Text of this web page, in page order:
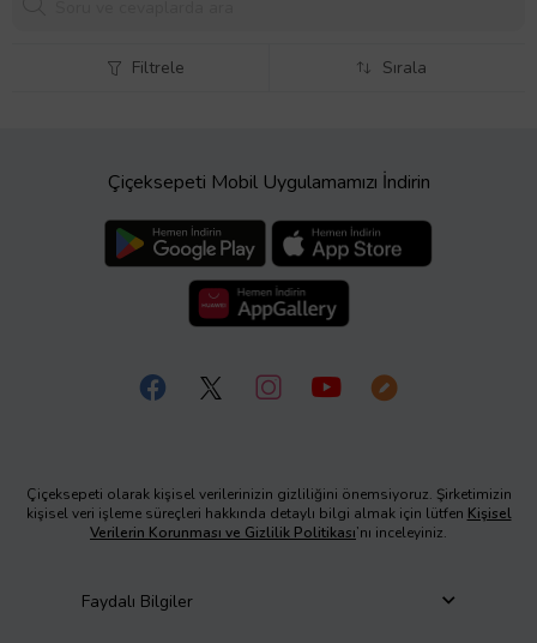
Filtrele Sırala
Çiçeksepeti Mobil Uygulamamızı İndirin
Çiçeksepeti olarak kişisel verilerinizin gizliliğini önemsiyoruz. Şirketimizin
kişisel veri işleme süreçleri hakkında detaylı bilgi almak için lütfen Kişisel
Verilerin Korunması ve Gizlilik Politikası’nı inceleyiniz.
Faydalı Bilgiler